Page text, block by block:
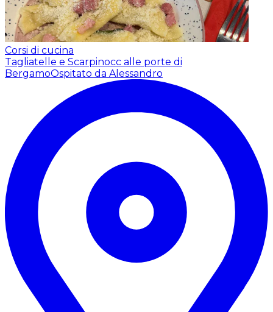
Corsi di cucina
Tagliatelle e Scarpinocc alle porte di
BergamoOspitato da Alessandro